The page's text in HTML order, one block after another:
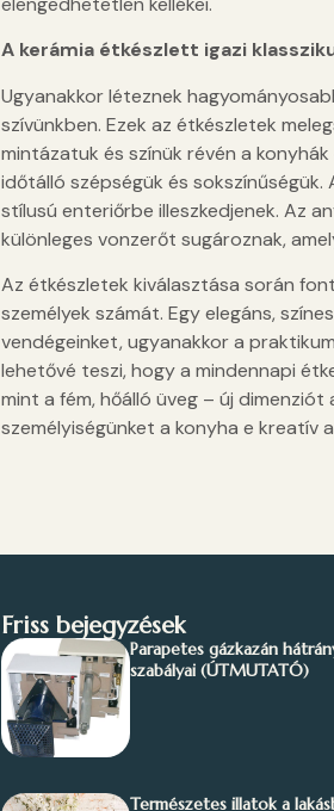
A kerámia étkészlett igazi
Ugyanakkor léteznek
szívünkben. Ezek az étkészletek
mintázatuk és színük révén a
időtálló szépségük és
stílusú enteriőrbe illeszkedjenek. Az
különleges vonzerőt sugároznak,
Az étkészletek kiválasztása során
személyek számát. Egy elegáns,
vendégeinket, ugyanakkor a
lehetővé teszi, hogy a mindennapi
mint a fém, hőálló üveg – új
személyiségünket a konyha e kreatív
Friss bejegyzések
Parapetes gázkazán
szabályai (ÚTMUTATÓ)
Természetes illatok a